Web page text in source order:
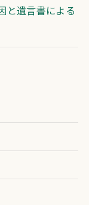
と遺言書による